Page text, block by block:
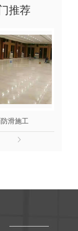
推荐
滑施工